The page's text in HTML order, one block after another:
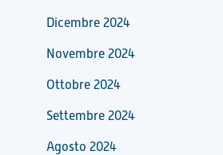
Dicembre 2024
Novembre 2024
Ottobre 2024
Settembre 2024
Agosto 2024